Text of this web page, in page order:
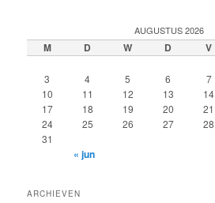
AUGUSTUS 2026
M D W D V
3
4 5 6 7
10
11 12 13 14
17
18 19 20 21
24
25 26 27 28
31
« jun
ARCHIEVEN